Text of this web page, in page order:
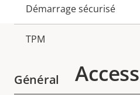
propriété
propriété
Démarrage sécurisé
TPM
Général